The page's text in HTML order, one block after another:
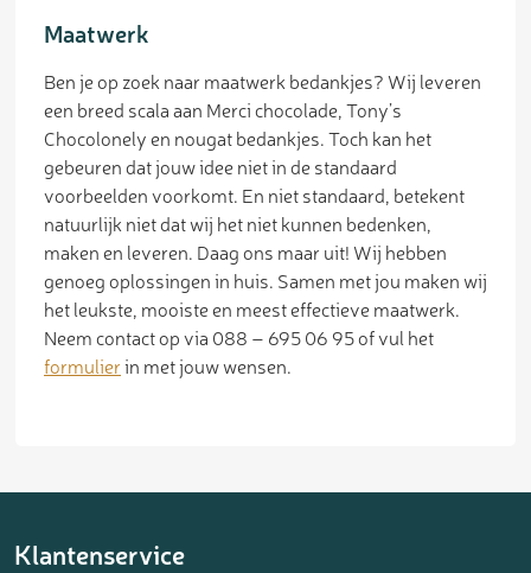
Maatwerk
Ben je op zoek naar maatwerk bedankjes? Wij leveren
een breed scala aan Merci chocolade, Tony’s
Chocolonely en nougat bedankjes. Toch kan het
gebeuren dat jouw idee niet in de standaard
voorbeelden voorkomt. En niet standaard, betekent
natuurlijk niet dat wij het niet kunnen bedenken,
maken en leveren. Daag ons maar uit! Wij hebben
genoeg oplossingen in huis. Samen met jou maken wij
het leukste, mooiste en meest effectieve maatwerk.
Neem contact op via 088 – 695 06 95 of vul het
formulierin met jouw wensen.
Klantenservice